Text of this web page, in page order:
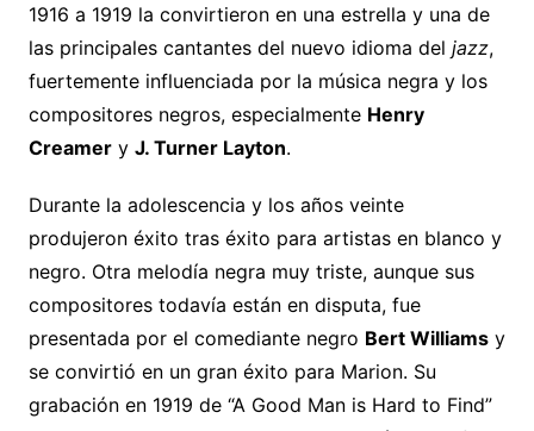
1916 a 1919 la convirtieron en una estrella y una de
las principales cantantes del nuevo idioma del jazz,
fuertemente influenciada por la música negra y los
compositores negros, especialmente Henry
Creamery J. Turner Layton.
Durante la adolescencia y los años veinte
produjeron éxito tras éxito para artistas en blanco y
negro. Otra melodía negra muy triste, aunque sus
compositores todavía están en disputa, fue
presentada por el comediante negro Bert Williamsy
se convirtió en un gran éxito para Marion. Su
grabación en 1919 de “A Good Man is Hard to Find”